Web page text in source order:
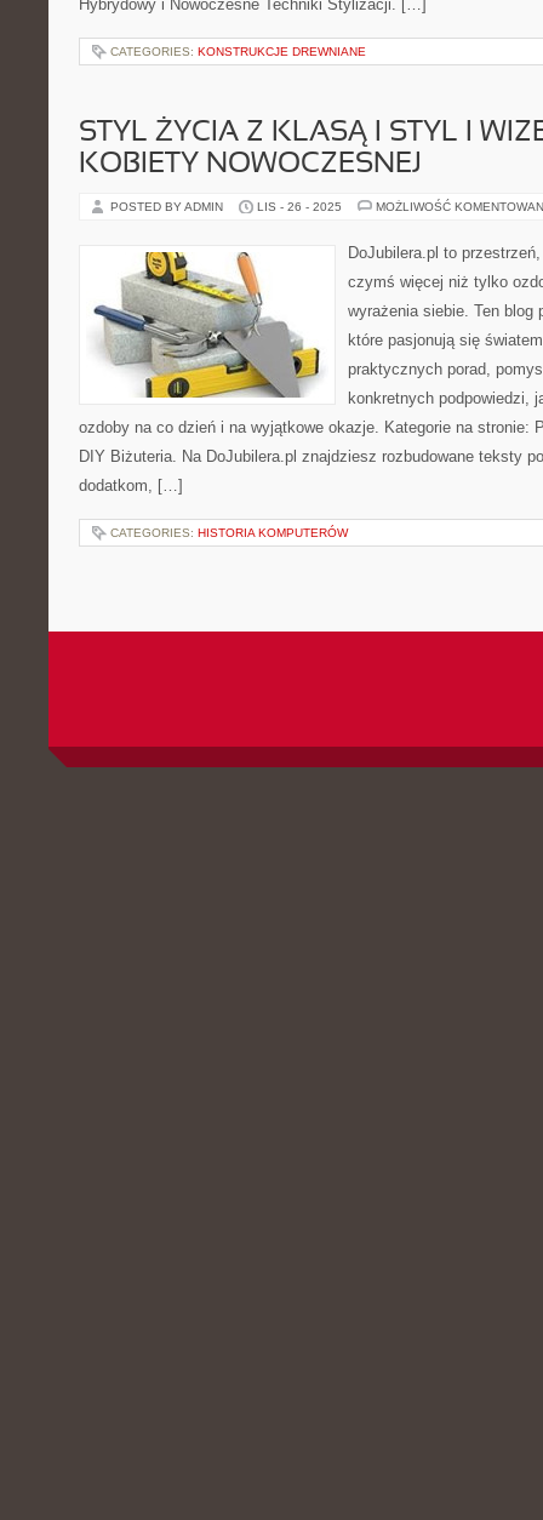
Hybrydowy i Nowoczesne Techniki Stylizacji. […]
CATEGORIES: KONSTRUKCJE DREWNIANE
STYL ŻYCIA Z KLASĄ I STYL I
KOBIETY NOWOCZESNEJ
POSTED BY ADMIN LIS - 26 - 2025 MOŻLIWOŚĆ
DoJubilera.pl to
czymś więcej niż tylko
wyrażenia siebie. Ten blog
które pasjonują się
praktycznych porad,
konkretnych podpowiedzi,
ozdoby na co dzień i na wyjątkowe okazje. Kategorie na stronie:
DIY Biżuteria. Na DoJubilera.pl znajdziesz rozbudowane teksty
dodatkom, […]
CATEGORIES: HISTORIA KOMPUTERÓW